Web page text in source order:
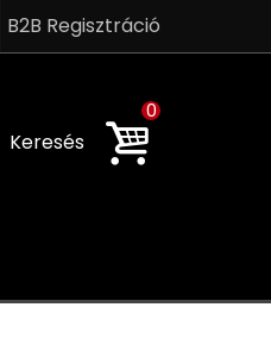
B2B Regisztráció
Keresés
0